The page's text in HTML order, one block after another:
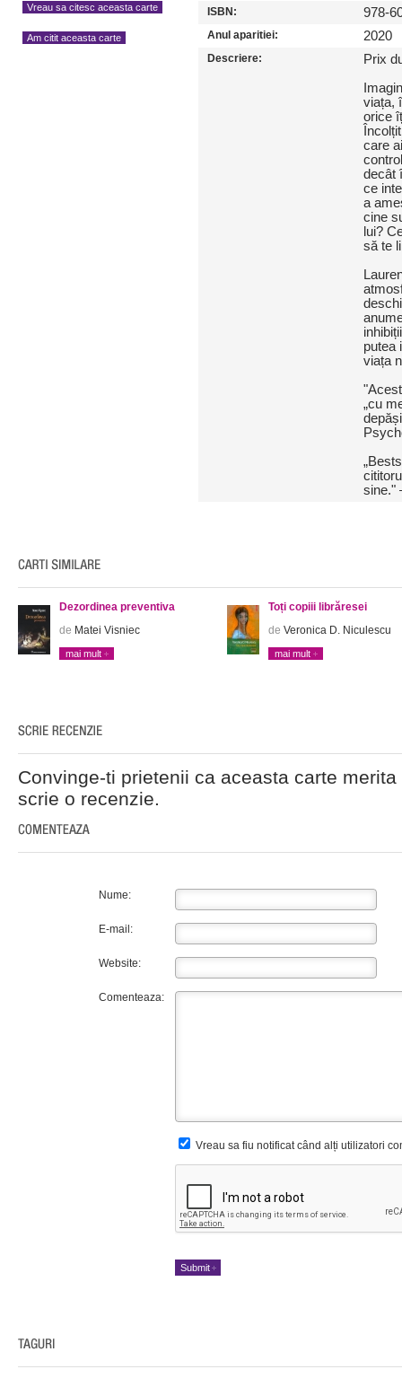
Vreau sa citesc aceasta carte
Am citit aceasta carte
ISBN: 978-
Anul aparitiei: 2020
Descriere:
Prix
viața,
orice
care
decât
ce
a
cine
lui?
să te
putea
viața
„cu
sine."
Dezordinea preventiva
de Matei Visniec
mai mult
Toți copiii librăresei
de Veronica D. Niculescu
mai mult
Convinge-ti prietenii ca aceasta carte
scrie o recenzie.
Nume:
E-mail:
Website:
Comenteaza:
Vreau sa fiu notificat când alți utilizatori